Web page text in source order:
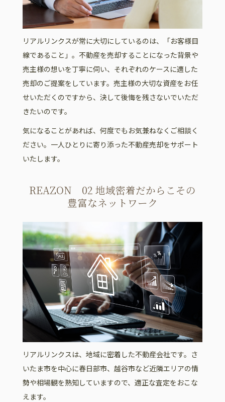
リアルリンクスが常に大切にしているのは、「お客様目
線であること」。不動産を売却することになった背景や
売主様の想いを丁寧に伺い、それぞれのケースに適した
売却のご提案をしています。売主様の大切な資産をお任
せいただくのですから、決して後悔を残さないでいただ
きたいのです。
気になることがあれば、何度でもお気兼ねなくご相談く
ださい。一人ひとりに寄り添った不動産売却をサポート
いたします。
REAZON 02 地域密着だからこその
豊富なネットワーク
リアルリンクスは、地域に密着した不動産会社です。さ
いたま市を中心に春日部市、越谷市など近隣エリアの情
勢や相場観を熟知していますので、適正な査定をおこな
えます。